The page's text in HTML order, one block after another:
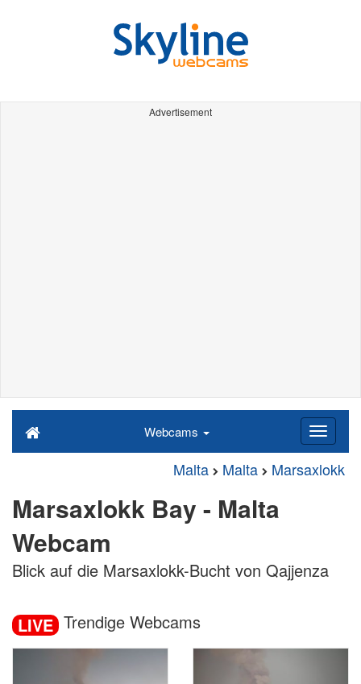
Advertisement
Webcams
Malta Malta Marsaxlokk
Marsaxlokk Bay - Malta
Webcam
Blick auf die Marsaxlokk-Bucht von Qajjenza
LIVE Trendige Webcams